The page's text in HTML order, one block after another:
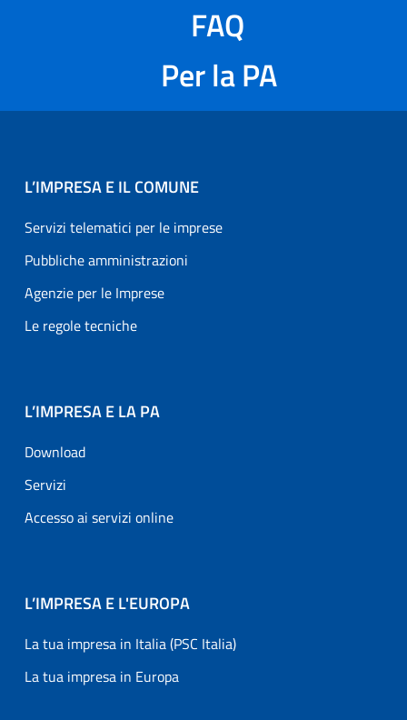
FAQ
Per la PA
L’IMPRESA E IL COMUNE
Servizi telematici per le imprese
Pubbliche amministrazioni
Agenzie per le Imprese
Le regole tecniche
L’IMPRESA E LA PA
Download
Servizi
Accesso ai servizi online
L’IMPRESA E L'EUROPA
La tua impresa in Italia (PSC Italia)
La tua impresa in Europa